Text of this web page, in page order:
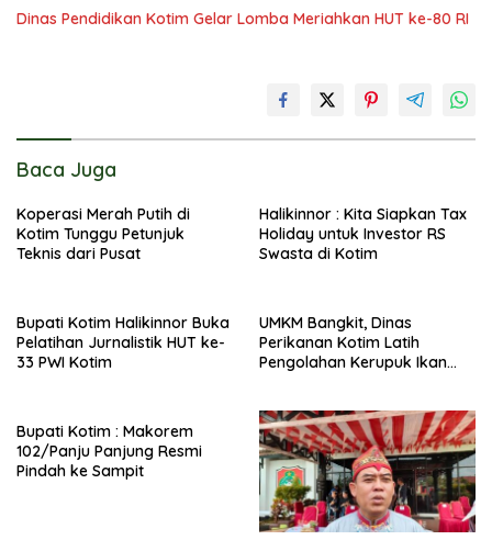
Dinas Pendidikan Kotim Gelar Lomba Meriahkan HUT ke-80 RI
Baca Juga
Koperasi Merah Putih di
Kotim Tunggu Petunjuk
Teknis dari Pusat
Halikinnor : Kita Siapkan Tax
Holiday untuk Investor RS
Swasta di Kotim
Bupati Kotim Halikinnor Buka
Pelatihan Jurnalistik HUT ke-
33 PWI Kotim
UMKM Bangkit, Dinas
Perikanan Kotim Latih
Pengolahan Kerupuk Ikan
Bupati Kotim : Makorem
102/Panju Panjung Resmi
Pindah ke Sampit